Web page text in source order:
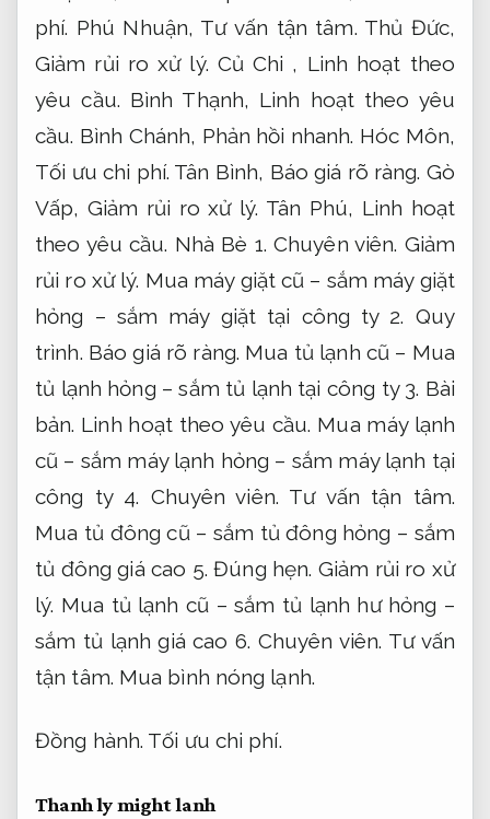
phí. Phú Nhuận, Tư vấn tận tâm. Thủ Đức,
Giảm rủi ro xử lý. Củ Chi , Linh hoạt theo
yêu cầu. Bình Thạnh, Linh hoạt theo yêu
cầu. Bình Chánh, Phản hồi nhanh. Hóc Môn,
Tối ưu chi phí. Tân Bình, Báo giá rõ ràng. Gò
Vấp, Giảm rủi ro xử lý. Tân Phú, Linh hoạt
theo yêu cầu. Nhà Bè 1.Chuyên viên. Giảm
rủi ro xử lý. Mua máy giặt cũ – sắm máy giặt
hỏng – sắm máy giặt tại công ty 2. Quy
trình. Báo giá rõ ràng. Mua tủ lạnh cũ – Mua
tủ lạnh hỏng – sắm tủ lạnh tại công ty 3. Bài
bản. Linh hoạt theo yêu cầu. Mua máy lạnh
cũ – sắm máy lạnh hỏng – sắm máy lạnh tại
công ty 4. Chuyên viên. Tư vấn tận tâm.
Mua tủ đông cũ – sắm tủ đông hỏng – sắm
tủ đông giá cao 5.Đúng hẹn. Giảm rủi ro xử
lý. Mua tủ lạnh cũ – sắm tủ lạnh hư hỏng –
sắm tủ lạnh giá cao 6. Chuyên viên. Tư vấn
tận tâm. Mua bình nóng lạnh.
Đồng hành. Tối ưu chi phí.
Thanh ly might lanh